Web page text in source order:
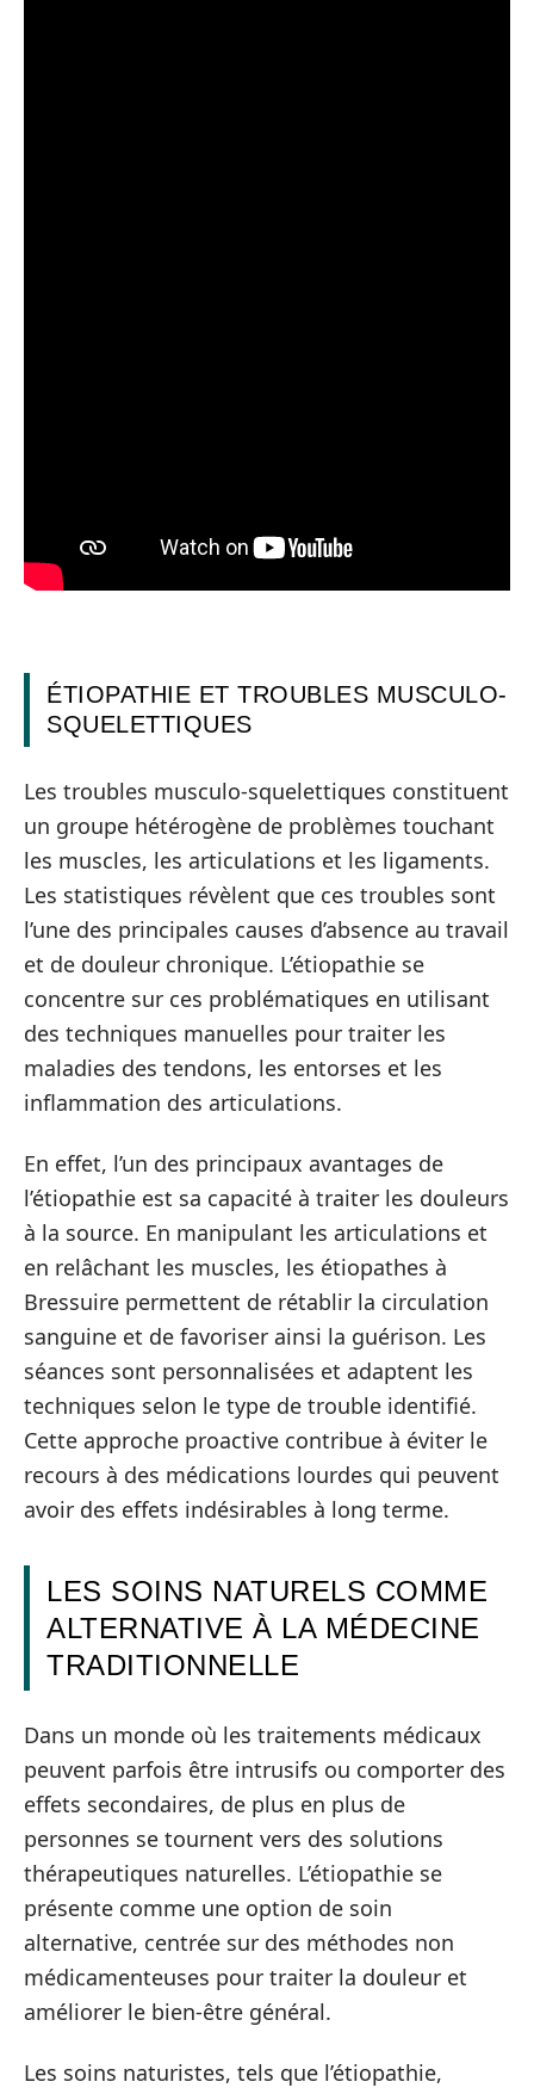
ÉTIOPATHIE ET TROUBLES MUSCULO-
SQUELETTIQUES
Les troubles musculo-squelettiques constituent
un groupe hétérogène de problèmes touchant
les muscles, les articulations et les ligaments.
Les statistiques révèlent que ces troubles sont
l’une des principales causes d’absence au travail
et de douleur chronique. L’étiopathie se
concentre sur ces problématiques en utilisant
des techniques manuelles pour traiter les
maladies des tendons, les entorses et les
inflammation des articulations.
En effet, l’un des principaux avantages de
l’étiopathie est sa capacité à traiter les douleurs
à la source. En manipulant les articulations et
en relâchant les muscles, les étiopathes à
Bressuire permettent de rétablir la circulation
sanguine et de favoriser ainsi la guérison. Les
séances sont personnalisées et adaptent les
techniques selon le type de trouble identifié.
Cette approche proactive contribue à éviter le
recours à des médications lourdes qui peuvent
avoir des effets indésirables à long terme.
LES SOINS NATURELS COMME
ALTERNATIVE À LA MÉDECINE
TRADITIONNELLE
Dans un monde où les traitements médicaux
peuvent parfois être intrusifs ou comporter des
effets secondaires, de plus en plus de
personnes se tournent vers des solutions
thérapeutiques naturelles. L’étiopathie se
présente comme une option de soin
alternative, centrée sur des méthodes non
médicamenteuses pour traiter la douleur et
améliorer le bien-être général.
Les soins naturistes, tels que l’étiopathie,